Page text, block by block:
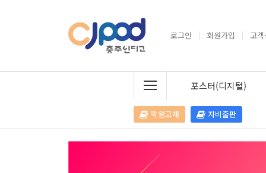
로그인 회원가입 고
포스터(디지털)
학원교재 자비출판